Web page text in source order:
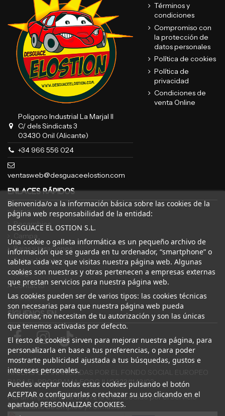
Poligono Industrial La Marjal II
C/ dels Sindicats 3
03430 Onil (Alicante)
+34 966 556 024
ventasweb@desguaceelostion.com
Términos y
condiciones
Compromiso con
la protección de
datos personales
Política de cookies
Política de
privacidad
Condiciones de
venta Online
ENLACES RÁPIDOS
Inicio
Recambios
Bajas y tasaciones
Sobre Nosotros
Blog
Contacto
Canal Ético
Bienvenida/o a la información básica sobre las cookies de la
página web responsabilidad de la entidad:
DESGUACE EL OSTION S.L.
Una cookie o galleta informática es un pequeño archivo de
información que se guarda en tu ordenador, “smartphone” o
tableta cada vez que visitas nuestra página web. Algunas
cookies son nuestras y otras pertenecen a empresas externas
que prestan servicios para nuestra página web.
Las cookies pueden ser de varios tipos: las cookies técnicas
son necesarias para que nuestra página web pueda
funcionar, no necesitan de tu autorización y son las únicas
que tenemos activadas por defecto.
El resto de cookies sirven para mejorar nuestra página, para
personalizarla en base a tus preferencias, o para poder
mostrarte publicidad ajustada a tus búsquedas, gustos e
intereses personales.
Puedes aceptar todas estas cookies pulsando el botón
ACEPTAR o configurarlas o rechazar su uso clicando en el
apartado PERSONALIZAR COOKIES.
SÍGUENOS EN
AYUDAS COFINANCIADAS POR EL FONDO SOCIAL EUROPEO
PARA EL PROGRAMA ECOGJU/2023/1143/03
Por un importe total de 27.216 € concedido por el Servicio
Valenciano de Empleo y Formación.